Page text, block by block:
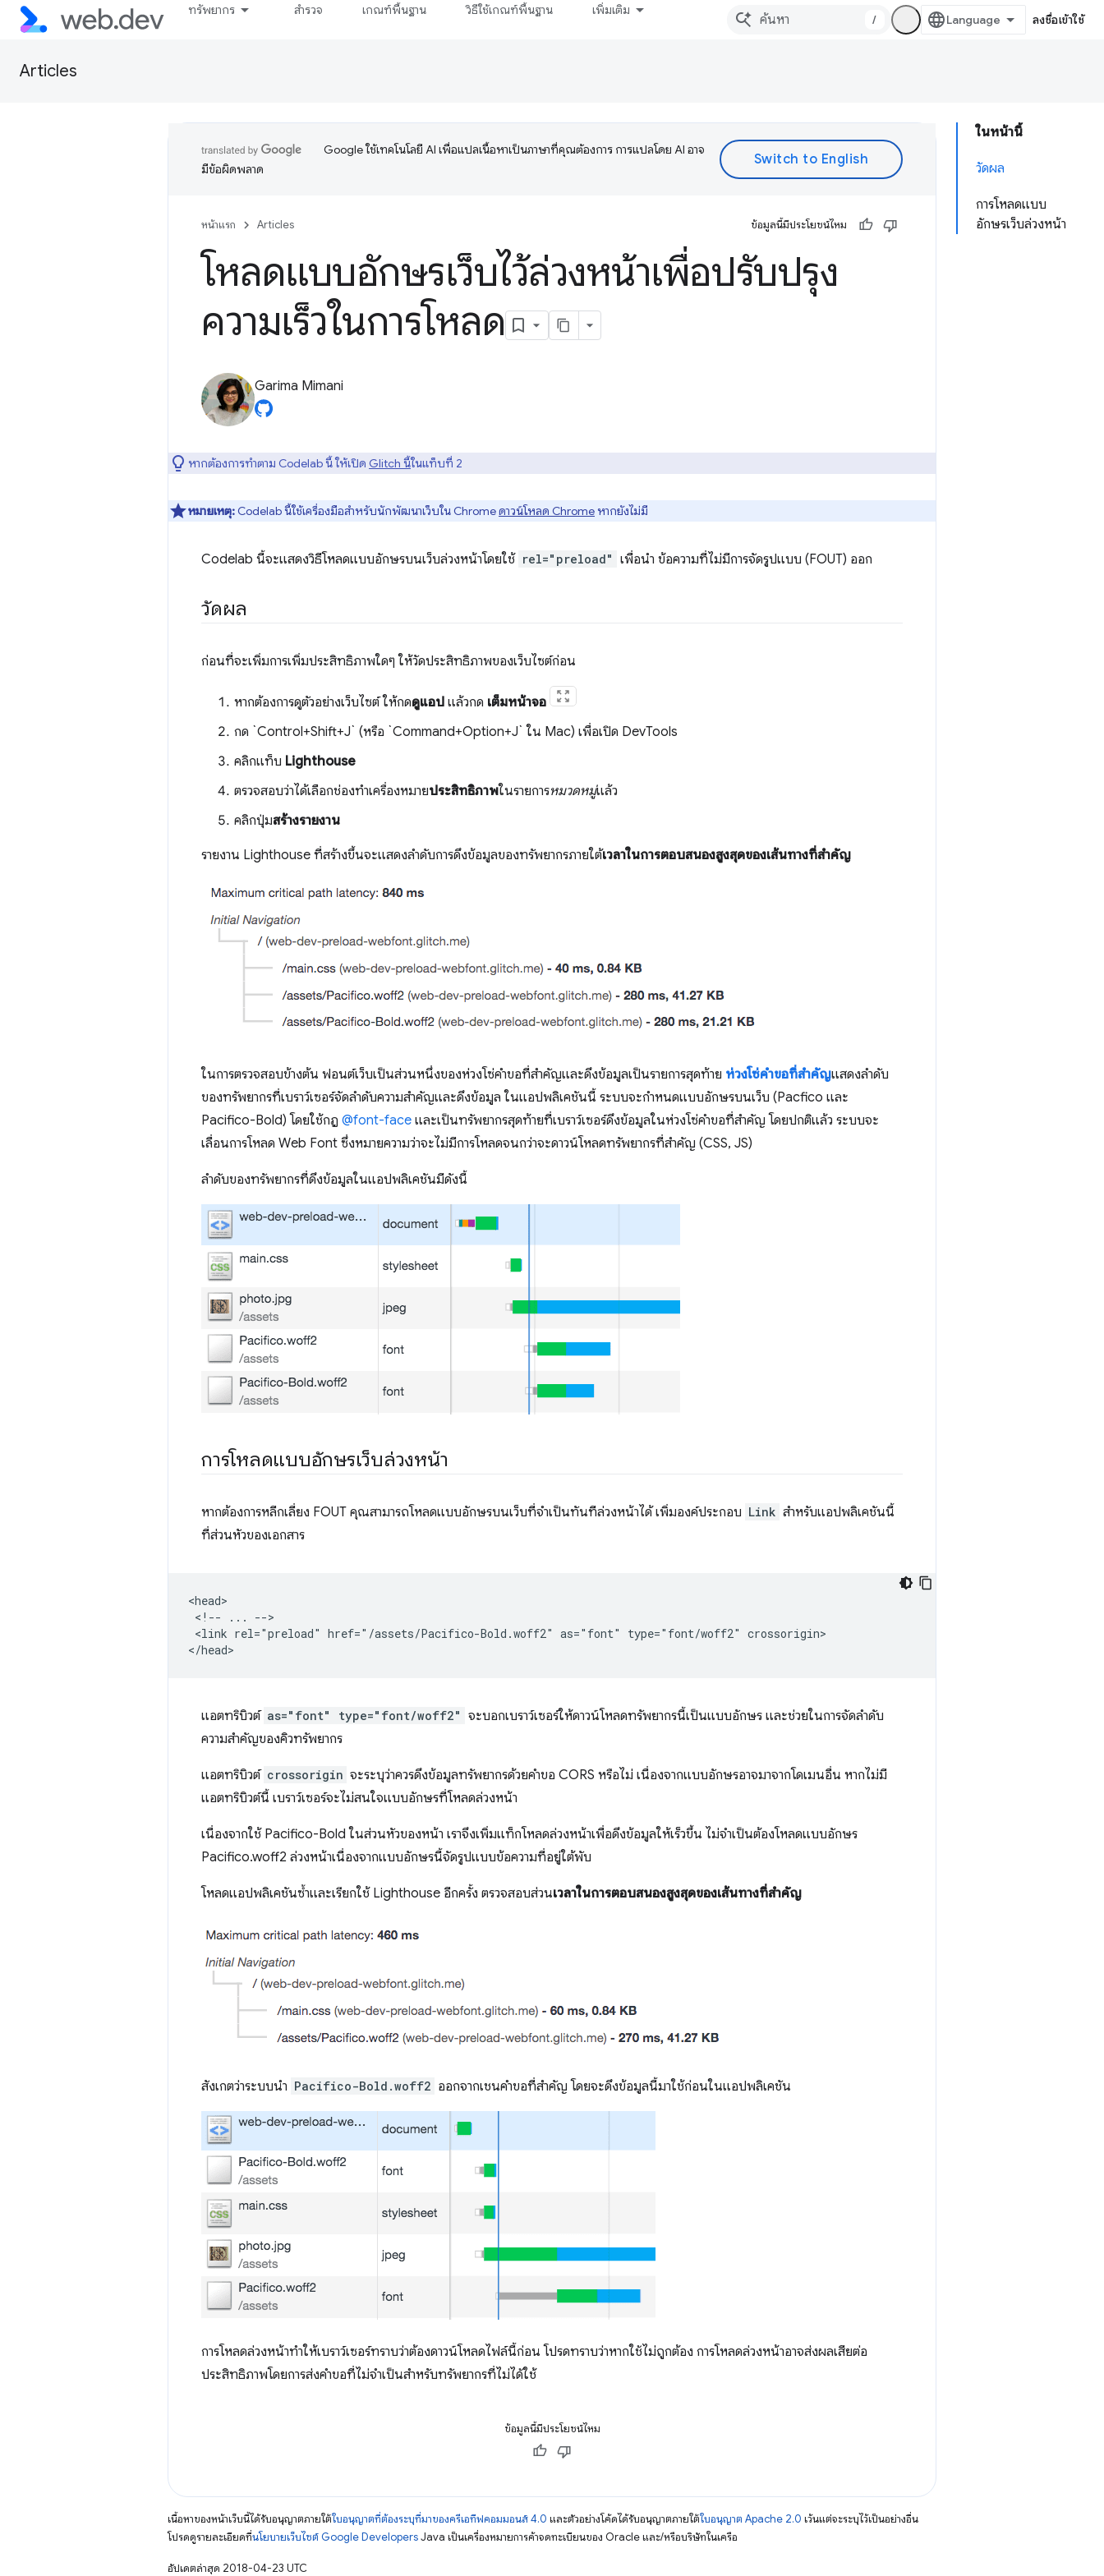
ทรัพยากร สำรวจ เกณฑ์พื้นฐาน วิธีใช้เกณฑ์พื้นฐาน เพิ่มเติม
/ ลงชื่อเข้าใช้
Articles
ในหน้านี้
วัดผล
การโหลดแบบ
อักษรเว็บล่วงหน้า
Google ใช้เทคโนโลยี AI เพื่อแปลเนื้อหาเป็นภาษาที่คุณต้องการ การแปลโดย AI อาจ
มีข้อผิดพลาด
หน้าแรก Articles ข้อมูลนี้มีประโยชน์ไหม
โหลดแบบอักษรเว็บไว้ล่วงหน้าเพื่อปรับปรุง
ความเร็วในการโหลด
Garima Mimani
หากต้องการทำตาม Codelab นี้ ให้เปิด Glitch นี้ในแท็บที่ 2
หมายเหตุ: Codelab นี้ใช้เครื่องมือสำหรับนักพัฒนาเว็บใน Chromeดาวน์โหลด Chrome หากยังไม่มี
Codelab นี้จะแสดงวิธีโหลดแบบอักษรบนเว็บล่วงหน้าโดยใช้ rel="preload" เพื่อนำ ข้อความที่ไม่มีการจัดรูปแบบ (FOUT) ออก
วัดผล
ก่อนที่จะเพิ่มการเพิ่มประสิทธิภาพใดๆ ให้วัดประสิทธิภาพของเว็บไซต์ก่อน
หากต้องการดูตัวอย่างเว็บไซต์ ให้กดดูแอป แล้วกด เต็มหน้าจอ
กด `Control+Shift+J` (หรือ `Command+Option+J` ใน Mac) เพื่อเปิด DevTools
คลิกแท็บ Lighthouse
ตรวจสอบว่าได้เลือกช่องทําเครื่องหมายประสิทธิภาพในรายการหมวดหมู่แล้ว
คลิกปุ่มสร้างรายงาน
รายงาน Lighthouse ที่สร้างขึ้นจะแสดงลำดับการดึงข้อมูลของทรัพยากรภายใต้เวลาในการตอบสนองสูงสุดของเส้นทางที่สำคัญ
ในการตรวจสอบข้างต้น ฟอนต์เว็บเป็นส่วนหนึ่งของห่วงโซ่คำขอที่สำคัญและดึงข้อมูลเป็นรายการสุดท้าย ห่วงโซ่คำขอที่สำคัญแสดงลำดับ
ของทรัพยากรที่เบราว์เซอร์จัดลำดับความสำคัญและดึงข้อมูล ในแอปพลิเคชันนี้ ระบบจะกำหนดแบบอักษรบนเว็บ (Pacfico และ
Pacifico-Bold) โดยใช้กฎ @font-face และเป็นทรัพยากรสุดท้ายที่เบราว์เซอร์ดึงข้อมูลในห่วงโซ่คำขอที่สำคัญ โดยปกติแล้ว ระบบจะ
เลื่อนการโหลด Web Font ซึ่งหมายความว่าจะไม่มีการโหลดจนกว่าจะดาวน์โหลดทรัพยากรที่สำคัญ (CSS, JS)
ลำดับของทรัพยากรที่ดึงข้อมูลในแอปพลิเคชันมีดังนี้
การโหลดแบบอักษรเว็บล่วงหน้า
หากต้องการหลีกเลี่ยง FOUT คุณสามารถโหลดแบบอักษรบนเว็บที่จำเป็นทันทีล่วงหน้าได้ เพิ่มองค์ประกอบ Link สำหรับแอปพลิเคชันนี้
ที่ส่วนหัวของเอกสาร
<head>
<!-- ... -->
<link rel="preload" href="/assets/Pacifico-Bold.woff2" as="font" type="font/woff2" crossorigin>
แอตทริบิวต์ as="font" type="font/woff2" จะบอกเบราว์เซอร์ให้ดาวน์โหลดทรัพยากรนี้เป็นแบบอักษร และช่วยในการจัดลําดับ
ความสําคัญของคิวทรัพยากร
แอตทริบิวต์ crossorigin จะระบุว่าควรดึงข้อมูลทรัพยากรด้วยคำขอ CORS หรือไม่ เนื่องจากแบบอักษรอาจมาจากโดเมนอื่น หากไม่มี
แอตทริบิวต์นี้ เบราว์เซอร์จะไม่สนใจแบบอักษรที่โหลดล่วงหน้า
เนื่องจากใช้ Pacifico-Bold ในส่วนหัวของหน้า เราจึงเพิ่มแท็กโหลดล่วงหน้าเพื่อดึงข้อมูลให้เร็วขึ้น ไม่จำเป็นต้องโหลดแบบอักษร
Pacifico.woff2 ล่วงหน้าเนื่องจากแบบอักษรนี้จัดรูปแบบข้อความที่อยู่ใต้พับ
โหลดแอปพลิเคชันซ้ำและเรียกใช้ Lighthouse อีกครั้ง ตรวจสอบส่วนเวลาในการตอบสนองสูงสุดของเส้นทางที่สำคัญ
สังเกตว่าระบบนำ Pacifico-Bold.woff2 ออกจากเชนคำขอที่สำคัญ โดยจะดึงข้อมูลนี้มาใช้ก่อนในแอปพลิเคชัน
การโหลดล่วงหน้าทำให้เบราว์เซอร์ทราบว่าต้องดาวน์โหลดไฟล์นี้ก่อน โปรดทราบว่าหากใช้ไม่ถูกต้อง การโหลดล่วงหน้าอาจส่งผลเสียต่อ
ประสิทธิภาพโดยการส่งคำขอที่ไม่จำเป็นสำหรับทรัพยากรที่ไม่ได้ใช้
ข้อมูลนี้มีประโยชน์ไหม
เนื้อหาของหน้าเว็บนี้ได้รับอนุญาตภายใต้ใบอนุญาตที่ต้องระบุที่มาของครีเอทีฟคอมมอนส์ 4.0 และตัวอย่างโค้ดได้รับอนุญาตภายใต้ใบอนุญาต Apache 2.0 เว้นแต่จะระบุไว้เป็นอย่างอื่น
โปรดดูรายละเอียดที่นโยบายเว็บไซต์ Google DevelopersJava เป็นเครื่องหมายการค้าจดทะเบียนของ Oracle และ/หรือบริษัทในเครือ
อัปเดตล่าสุด 2018-04-23 UTC